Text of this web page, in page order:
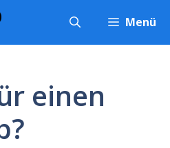
Menü
einen